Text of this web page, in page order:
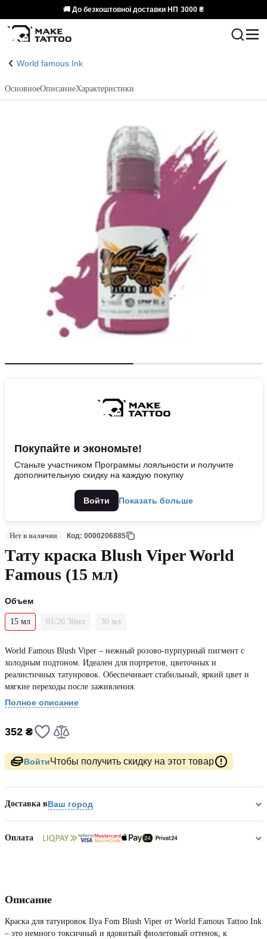
🚚 До безкоштовної доставки НП 3000 ₴
World famous Ink
ОсновноеОписаниеХарактеристики
Покупайте и экономьте!
Станьте участником Программы лояльности и получите
дополнительную скидку на каждую покупку
Войти Показать больше
Нет в наличии Код: 0000206885
Тату краска Blush Viper World
Famous (15 мл)
Объем
15 мл 01/26 30мл 30 мл
World Famous Blush Viper – нежный розово-пурпурный пигмент с
холодным подтоном. Идеален для портретов, цветочных и
реалистичных татуировок. Обеспечивает стабильный, яркий цвет и
мягкие переходы после заживления.
Полное описание
352 ₴
ВойтиЧтобы получить скидку на этот товар
Доставка вВаш город
Оплата
Описание
Краска для татуировок Ilya Fom Blush Viper от World Famous Tattoo Ink
– это немного токсичный и ядовитый фиолетовый оттенок, к